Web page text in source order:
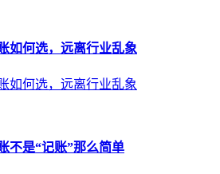
如何选，远离行业乱象
如何选，远离行业乱象
不是“记账”那么简单